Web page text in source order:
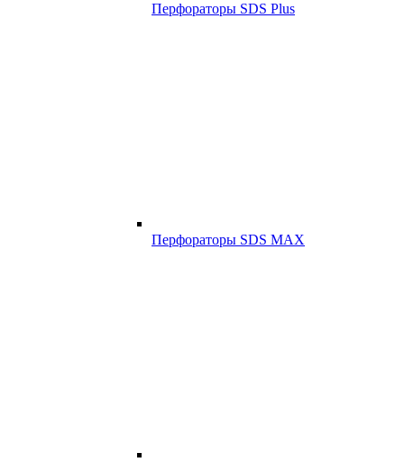
Перфораторы SDS Plus
Перфораторы SDS MAX